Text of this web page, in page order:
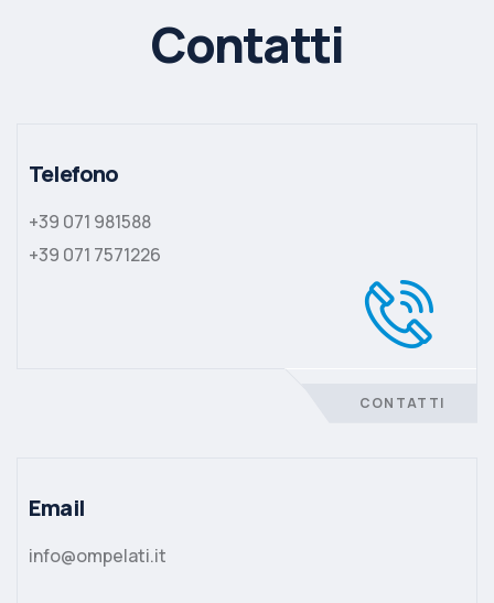
Contatti
Telefono
+39 071 981588
+39 071 7571226
CONTATTI
Email
info@ompelati.it